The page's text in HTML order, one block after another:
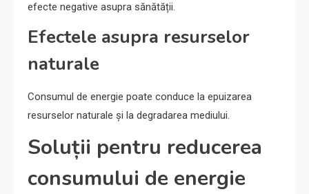
efecte negative asupra sănătății.
Efectele asupra resurselor
naturale
Consumul de energie poate conduce la epuizarea
resurselor naturale și la degradarea mediului.
Soluții pentru reducerea
consumului de energie